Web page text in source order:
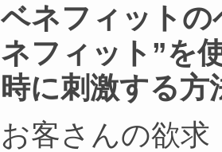
ベネフィット
ネフィット”を
時に刺激する方
お客さんの欲